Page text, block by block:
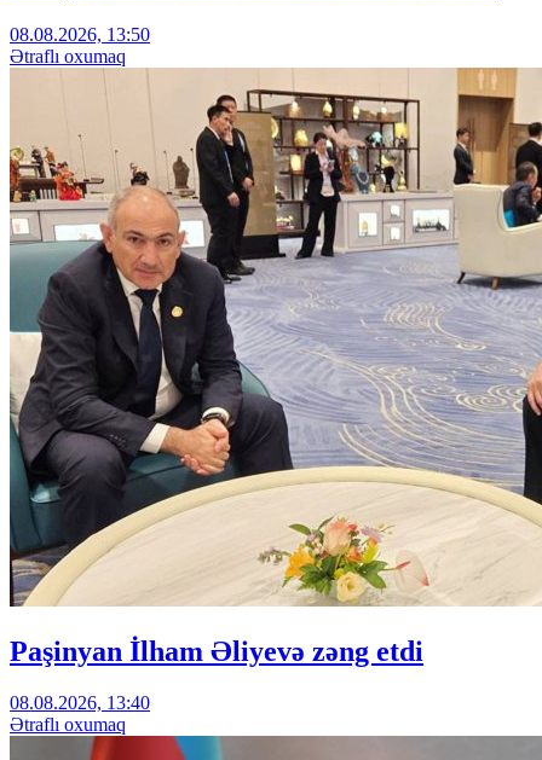
08.08.2026, 13:50
Ətraflı oxumaq
Paşinyan İlham Əliyevə zəng etdi
08.08.2026, 13:40
Ətraflı oxumaq